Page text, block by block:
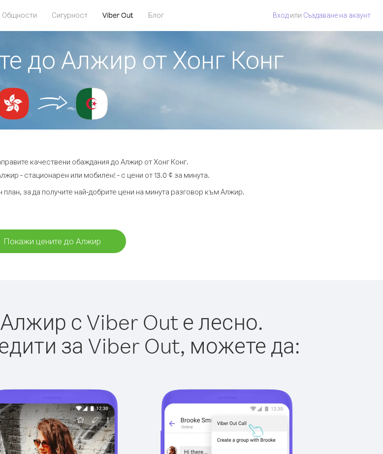
Общности Сигурност Viber Out Блог Вход или Създаване на акаунт
до Алжир от Хонг Конг
качествени обаждания до Алжир от Хонг Конг.
- стационарен или мобилен! - с цени от 13.0 ¢ за минута.
за да получите най-добрите цени на минута разговор към Алжир.
Покажи цените до Алжир
с Viber Out е лесно.
за Viber Out, можете да: